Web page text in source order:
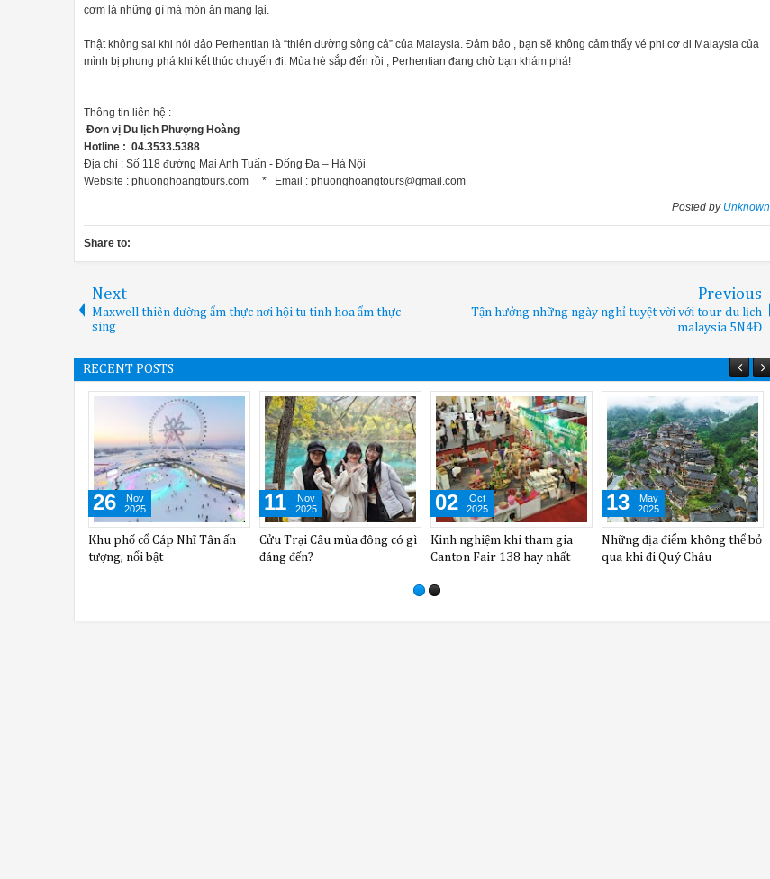
cơm là những gì mà món ăn mang lại.
Thật không sai khi nói đảo Perhentian là “thiên đường sông cả” của Malaysia. Đảm bảo , bạn sẽ không cảm thấy vé phi cơ đi Malaysia của
mình bị phung phá khi kết thúc chuyến đi. Mùa hè sắp đến rồi , Perhentian đang chờ bạn khám phá!
Thông tin liên hệ :
Đơn vị Du lịch Phượng Hoàng
Hotline : 04.3533.5388
Địa chỉ : Số 118 đường Mai Anh Tuấn - Đống Đa – Hà Nội
Website : phuonghoangtours.com * Email : phuonghoangtours@gmail.com
Posted by Unknown
Share to:
Next
Maxwell thiên đường ẩm thực nơi hội tụ tinh hoa ẩm thực
sing
Previous
Tận hưởng những ngày nghỉ tuyệt vời với tour du lịch
malaysia 5N4Đ
RECENT POSTS
không thể bỏ
Một vài nét về nền kinh tế của
Trung Quốc
24
Apr
2025
Phụ kiện không thể thiếu khi
du lịch Bắc Kinh mùa đông
19
Mar
2025
Khu phố cổ Cáp Nhĩ Tân ấn
tượng, nổi bật
26
Nov
2025
Cửu Trại Câu mùa đông có gì
đáng đến?
11
Nov
2025